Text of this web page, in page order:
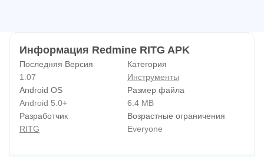
Информация Redmine RITG APK
Последняя Версия
1.07
Категория
Инструменты
Android OS
Android 5.0+
Размер файла
6.4 MB
Разработчик
RITG
Возрастные ограничения
Everyone